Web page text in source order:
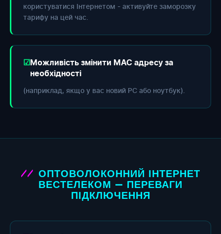
користуватися Інтернетом - активуйте заморозку
тарифу на цей час.
Можливість змінити МАС адресу за
необхідності
(наприклад, якщо у вас новий РС або ноутбук).
ОПТОВОЛОКОННИЙ ІНТЕРНЕТ
ВЕСТЕЛЕКОМ — ПЕРЕВАГИ
ПІДКЛЮЧЕННЯ